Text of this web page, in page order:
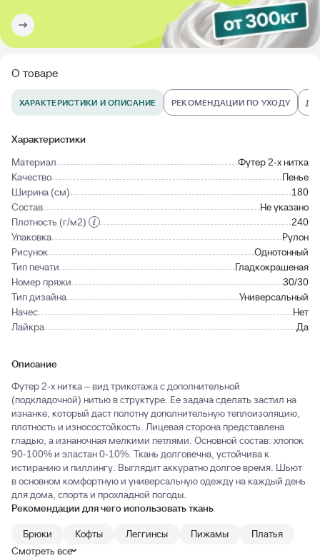
О товаре
ХАРАКТЕРИСТИКИ И ОПИСАНИЕ РЕКОМЕНДАЦИИ ПО УХОДУ
Характеристики
Материал
Футер 2-х нитка
Качество
Пенье
Ширина (см)
180
Состав
Не указано
Плотность (г/м2)
240
Упаковка
Рулон
Рисунок
Однотонный
Тип печати
Гладкокрашеная
Номер пряжи
30/30
Тип дизайна
Универсальный
Начес
Нет
Лайкра
Да
Описание
Футер 2-х нитка – вид трикотажа с дополнительной
(подкладочной) нитью в структуре. Ее задача сделать застил на
изнанке, который даст полотну дополнительную теплоизоляцию,
плотность и износостойкость. Лицевая сторона представлена
гладью, а изнаночная мелкими петлями. Основной состав: хлопок
90-100% и эластан 0-10%. Ткань долговечна, устойчива к
истиранию и пиллингу. Выглядит аккуратно долгое время. Шьют
в основном комфортную и универсальную одежду на каждый день
для дома, спорта и прохладной погоды.
Рекомендации для чего использовать ткань
Брюки
Кофты Леггинсы Пижамы
Платья
Смотреть все